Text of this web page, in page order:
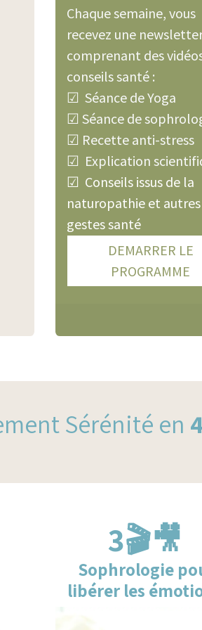
Chaque semaine, vous
recevez une
comprenant des
conseils santé :
☑ Séance de Yoga
☑ Séance de
☑ Recette anti-stress
☑ Explication
☑ Conseils issus de la
naturopathie et autres
gestes santé
DEMARRER LE
PROGRAMME
Sérénité en 4
3🎬🎥
Sophrologie
libérer les